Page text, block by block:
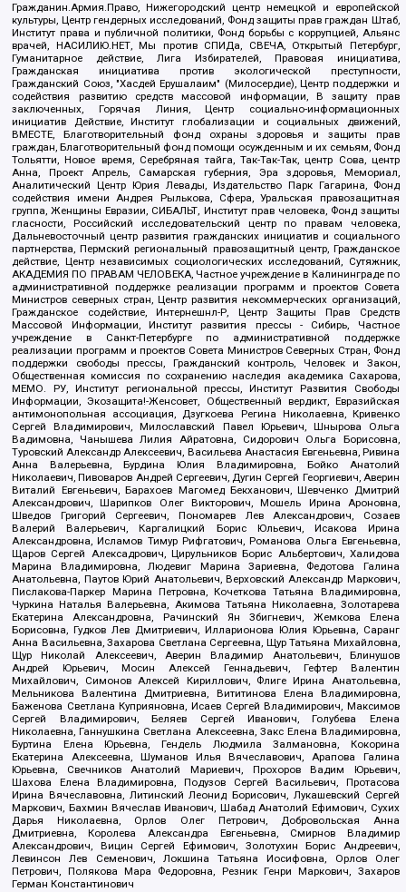
Гражданин.Армия.Право, Нижегородский центр немецкой и европейской
культуры, Центр гендерных исследований, Фонд защиты прав граждан Штаб,
Институт права и публичной политики, Фонд борьбы с коррупцией, Альянс
врачей, НАСИЛИЮ.НЕТ, Мы против СПИДа, СВЕЧА, Открытый Петербург,
Гуманитарное действие, Лига Избирателей, Правовая инициатива,
Гражданская инициатива против экологической преступности,
Гражданский Союз, "Хасдей Ерушалаим" (Милосердие), Центр поддержки и
содействия развитию средств массовой информации, В защиту прав
заключенных, Горячая Линия, Центр социально-информационных
инициатив Действие, Институт глобализации и социальных движений,
ВМЕСТЕ, Благотворительный фонд охраны здоровья и защиты прав
граждан, Благотворительный фонд помощи осужденным и их семьям, Фонд
Тольятти, Новое время, Серебряная тайга, Так-Так-Так, центр Сова, центр
Анна, Проект Апрель, Самарская губерния, Эра здоровья, Мемориал,
Аналитический Центр Юрия Левады, Издательство Парк Гагарина, Фонд
содействия имени Андрея Рылькова, Сфера, Уральская правозащитная
группа, Женщины Евразии, СИБАЛЬТ, Институт прав человека, Фонд защиты
гласности, Российский исследовательский центр по правам человека,
Дальневосточный центр развития гражданских инициатив и социального
партнерства, Пермский региональный правозащитный центр, Гражданское
действие, Центр независимых социологических исследований, Сутяжник,
АКАДЕМИЯ ПО ПРАВАМ ЧЕЛОВЕКА, Частное учреждение в Калининграде по
административной поддержке реализации программ и проектов Совета
Министров северных стран, Центр развития некоммерческих организаций,
Гражданское содействие, Интернешнл-Р, Центр Защиты Прав Средств
Массовой Информации, Институт развития прессы - Сибирь, Частное
учреждение в Санкт-Петербурге по административной поддержке
реализации программ и проектов Совета Министров Северных Стран, Фонд
поддержки свободы прессы, Гражданский контроль, Человек и Закон,
Общественная комиссия по сохранению наследия академика Сахарова,
МЕМО. РУ, Институт региональной прессы, Институт Развития Свободы
Информации, Экозащита!-Женсовет, Общественный вердикт, Евразийская
антимонопольная ассоциация, Дзугкоева Регина Николаевна, Кривенко
Сергей Владимирович, Милославский Павел Юрьевич, Шнырова Ольга
Вадимовна, Чанышева Лилия Айратовна, Сидорович Ольга Борисовна,
Туровский Александр Алексеевич, Васильева Анастасия Евгеньевна, Ривина
Анна Валерьевна, Бурдина Юлия Владимировна, Бойко Анатолий
Николаевич, Пивоваров Андрей Сергеевич, Дугин Сергей Георгиевич, Аверин
Виталий Евгеньевич, Барахоев Магомед Бекханович, Шевченко Дмитрий
Александрович, Шарипков Олег Викторович, Мошель Ирина Ароновна,
Шведов Григорий Сергеевич, Пономарев Лев Александрович, Созаев
Валерий Валерьевич, Каргалицкий Борис Юльевич, Исакова Ирина
Александровна, Исламов Тимур Рифгатович, Романова Ольга Евгеньевна,
Щаров Сергей Алексадрович, Цирульников Борис Альбертович, Халидова
Марина Владимировна, Людевиг Марина Зариевна, Федотова Галина
Анатольевна, Паутов Юрий Анатольевич, Верховский Александр Маркович,
Пислакова-Паркер Марина Петровна, Кочеткова Татьяна Владимировна,
Чуркина Наталья Валерьевна, Акимова Татьяна Николаевна, Золотарева
Екатерина Александровна, Рачинский Ян Збигневич, Жемкова Елена
Борисовна, Гудков Лев Дмитриевич, Илларионова Юлия Юрьевна, Саранг
Анна Васильевна, Захарова Светлана Сергеевна, Щур Татьяна Михайловна,
Щур Николай Алексеевич, Аверин Владимир Анатольевич, Блинушов
Андрей Юрьевич, Мосин Алексей Геннадьевич, Гефтер Валентин
Михайлович, Симонов Алексей Кириллович, Флиге Ирина Анатольевна,
Мельникова Валентина Дмитриевна, Вититинова Елена Владимировна,
Баженова Светлана Куприяновна, Исаев Сергей Владимирович, Максимов
Сергей Владимирович, Беляев Сергей Иванович, Голубева Елена
Николаевна, Ганнушкина Светлана Алексеевна, Закс Елена Владимировна,
Буртина Елена Юрьевна, Гендель Людмила Залмановна, Кокорина
Екатерина Алексеевна, Шуманов Илья Вячеславович, Арапова Галина
Юрьевна, Свечников Анатолий Мариевич, Прохоров Вадим Юрьевич,
Шахова Елена Владимировна, Подузов Сергей Васильевич, Протасова
Ирина Вячеславовна, Литинский Леонид Борисович, Лукашевский Сергей
Маркович, Бахмин Вячеслав Иванович, Шабад Анатолий Ефимович, Сухих
Дарья Николаевна, Орлов Олег Петрович, Добровольская Анна
Дмитриевна, Королева Александра Евгеньевна, Смирнов Владимир
Александрович, Вицин Сергей Ефимович, Золотухин Борис Андреевич,
Левинсон Лев Семенович, Локшина Татьяна Иосифовна, Орлов Олег
Петрович, Полякова Мара Федоровна, Резник Генри Маркович, Захаров
Герман Константинович